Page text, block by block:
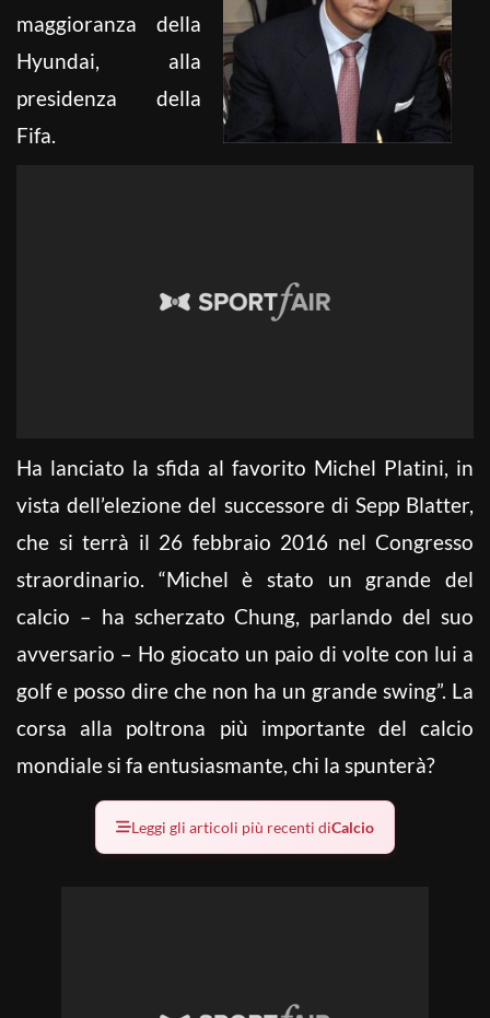
maggioranza della
Hyundai, alla
presidenza della
Fifa.
Ha lanciato la sfida al favorito Michel Platini, in
vista dell’elezione del successore di Sepp Blatter,
che si terrà il 26 febbraio 2016 nel Congresso
straordinario. “Michel è stato un grande del
calcio – ha scherzato Chung, parlando del suo
avversario – Ho giocato un paio di volte con lui a
golf e posso dire che non ha un grande swing”. La
corsa alla poltrona più importante del calcio
mondiale si fa entusiasmante, chi la spunterà?
Leggi gli articoli più recenti diCalcio